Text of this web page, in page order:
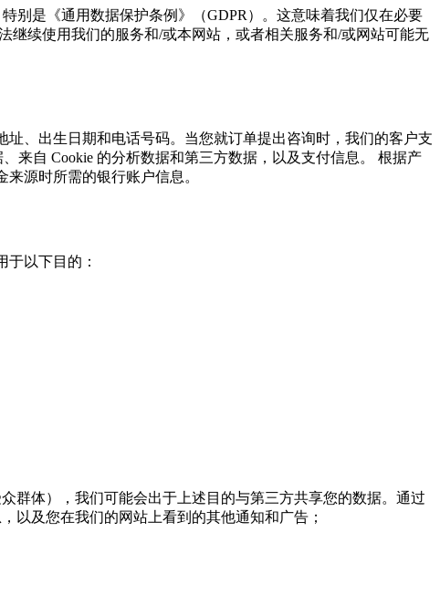
别是《通用数据保护条例》（GDPR）。这意味着我们仅在必要
继续使用我们的服务和/或本网站，或者相关服务和/或网站可能无
、出生日期和电话号码。当您就订单提出咨询时，我们的客户支
来自 Cookie 的分析数据和第三方数据，以及支付信息。 根据产
源时所需的银行账户信息。
以下目的：
群体），我们可能会出于上述目的与第三方共享您的数据。通过
以及您在我们的网站上看到的其他通知和广告；